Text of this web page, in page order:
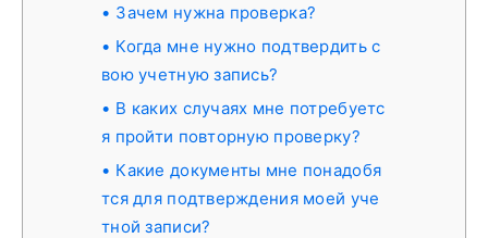
Зачем нужна проверка?
Когда мне нужно подтвердить с
вою учетную запись?
В каких случаях мне потребуетс
я пройти повторную проверку?
Какие документы мне понадобя
тся для подтверждения моей уче
тной записи?